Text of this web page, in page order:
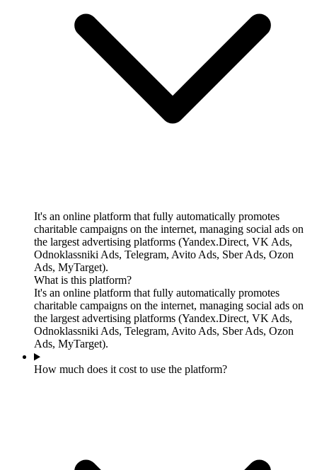
It's an online platform that fully automatically promotes
charitable campaigns on the internet, managing social ads on
the largest advertising platforms (Yandex.Direct, VK Ads,
Odnoklassniki Ads, Telegram, Avito Ads, Sber Ads, Ozon
Ads, MyTarget).
What is this platform?
It's an online platform that fully automatically promotes
charitable campaigns on the internet, managing social ads on
the largest advertising platforms (Yandex.Direct, VK Ads,
Odnoklassniki Ads, Telegram, Avito Ads, Sber Ads, Ozon
Ads, MyTarget).
How much does it cost to use the platform?